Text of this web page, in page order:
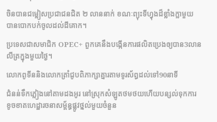
ចិនបានជម្លៀសប្រជាជនជិត ២ លាននាក់ ខណៈព្យុះទីហ្វុងដ៏ខ្លាំងក្លាមួយ
បានបោកបក់ចូលដល់ដីគោក។
ប្រទេសជាសមាជិក OPEC+​ ពួកគេនឹងបង្កើនការផលិតប្រេងឲ្យបាន3លាន
លីត្រក្នុងមួយថ្ងៃ។
លោកពូទីននិងលោកត្រាំជូបពិភាក្សាគ្នារតាមទូរស័ព្ធដល់ទៅ90នាទី
ជំនន់​ទឹកភ្លៀង​នៅ​តាម​ដងអូរ​ នៅ​ស្រុក​សំឡូត​ថមថយ​ហើយ​បន្សល់​ទុក​ការ​
ខូចខាត​ហេដ្ឋារចនាសម្ព័ន្ធ​ផ្លូវថ្នល់​មួយ​ចំនួន